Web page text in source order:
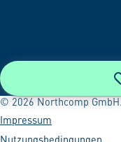
© 2026 Northcomp
Impressum